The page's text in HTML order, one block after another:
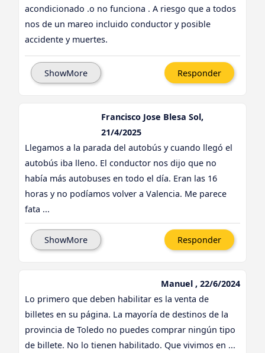
acondicionado .o no funciona . A riesgo que a todos
nos de un mareo incluido conductor y posible
accidente y muertes.
ShowMore Responder
Francisco Jose Blesa Sol,
21/4/2025
Llegamos a la parada del autobús y cuando llegó el
autobús iba lleno. El conductor nos dijo que no
había más autobuses en todo el día. Eran las 16
horas y no podíamos volver a Valencia. Me parece
fata ...
ShowMore Responder
Manuel , 22/6/2024
Lo primero que deben habilitar es la venta de
billetes en su página. La mayoría de destinos de la
provincia de Toledo no puedes comprar ningún tipo
de billete. No lo tienen habilitado. Que vivimos en ...